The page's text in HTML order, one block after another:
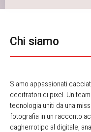
Chi siamo
Siamo appassionati
decifratori di pixel. Un
tecnologia uniti da una
fotografia in un racconto
dagherrotipo al digitale,